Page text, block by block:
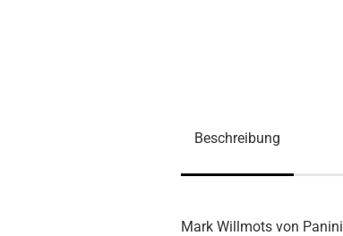
Beschreibung
Mark Willmots von Panini